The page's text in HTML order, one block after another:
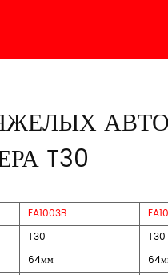
T30
FA1003B
T30
T30
64мм